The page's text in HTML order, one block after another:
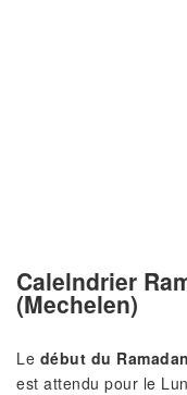
Calelndrier
(Mechelen)
Le début du Ramadan
est attendu pour le